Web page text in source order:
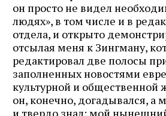
он просто не видел
людях», в том числе и в
отдела, и открыто
отсылая меня к Зингману,
редактировал две полосы
заполненных новостями
культурной и общественной
он, конечно, догадывался, а
и твердо знал: мой